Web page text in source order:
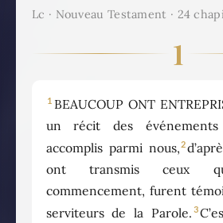
Lc · Nouveau Testament · 24
1
1 BEAUCOUP ONT
un récit des
accomplis parmi nous,2
ont transmis ceux
commencement, furent
serviteurs de la Parole. 3